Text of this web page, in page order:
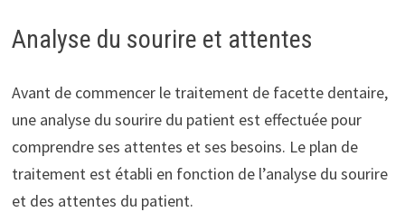
Analyse du sourire et attentes
Avant de commencer le traitement de facette dentaire,
une analyse du sourire du patient est effectuée pour
comprendre ses attentes et ses besoins. Le plan de
traitement est établi en fonction de l’analyse du sourire
et des attentes du patient.